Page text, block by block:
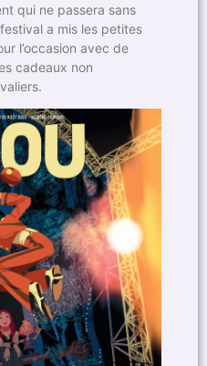
qui ne passera sans
a mis les petites
l’occasion avec de
cadeaux non